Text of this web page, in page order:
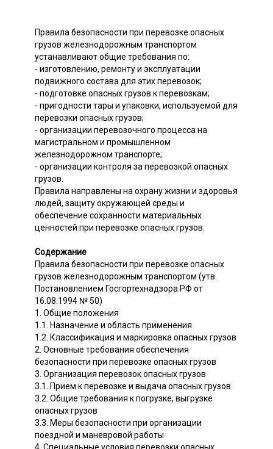
Правила безопасности при перевозке опасных
грузов железнодорожным транспортом
устанавливают общие требования по:
- изготовлению, ремонту и эксплуатации
подвижного состава для этих перевозок;
- подготовке опасных грузов к перевозкам;
- пригодности тары и упаковки, используемой для
перевозки опасных грузов;
- организации перевозочного процесса на
магистральном и промышленном
железнодорожном транспорте;
- организации контроля за перевозкой опасных
грузов.
Правила направлены на охрану жизни и здоровья
людей, защиту окружающей среды и
обеспечение сохранности материальных
ценностей при перевозке опасных грузов.
Содержание
Правила безопасности при перевозке опасных
грузов железнодорожным транспортом (утв.
Постановлением Госгортехнадзора РФ от
16.08.1994 № 50)
1. Общие положения
1.1. Назначение и область применения
1.2. Классификация и маркировка опасных грузов
2. Основные требования обеспечения
безопасности при перевозке опасных грузов
3. Организация перевозок опасных грузов
3.1. Прием к перевозке и выдача опасных грузов
3.2. Общие требования к погрузке, выгрузке
опасных грузов
3.3. Меры безопасности при организации
поездной и маневровой работы